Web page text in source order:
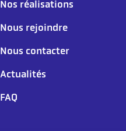
Nos réalisations
Nous rejoindre
Nous contacter
Actualités
FAQ